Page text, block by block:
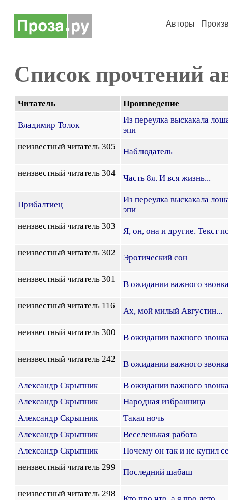
Авторы
Список прочтений
Читатель Произведение
Владимир Толок
Из переулка выскакала
эпи
неизвестный читатель 305
Наблюдатель
неизвестный читатель 304
Часть 8я. И вся жизнь...
Прибалтиец
Из переулка выскакала
эпи
неизвестный читатель 303
Я, он, она и другие. Текст
неизвестный читатель 302
Эротический сон
неизвестный читатель 301
В ожидании важного
неизвестный читатель 116
Ах, мой милый Августин...
неизвестный читатель 300
В ожидании важного
неизвестный читатель 242
В ожидании важного
Александр Скрыпник
В ожидании важного
Александр Скрыпник
Народная избранница
Александр Скрыпник
Такая ночь
Александр Скрыпник
Веселенькая работа
Александр Скрыпник
Почему он так и не купил
неизвестный читатель 299
Последний шабаш
неизвестный читатель 298